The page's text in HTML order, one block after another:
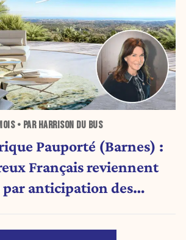
• PAR HARRISON DU BUS
Pauporté (Barnes) :
Français reviennent
par anticipation des